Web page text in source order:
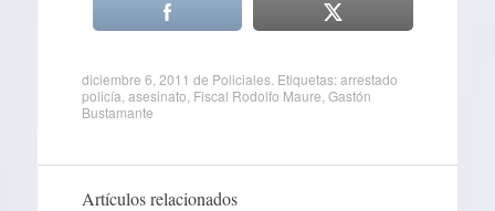
diciembre 6, 2011 de Policiales. Etiquetas:arrestado
policía asesinato Fiscal Rodolfo Maure Gastón
Bustamante
Artículos relacionados